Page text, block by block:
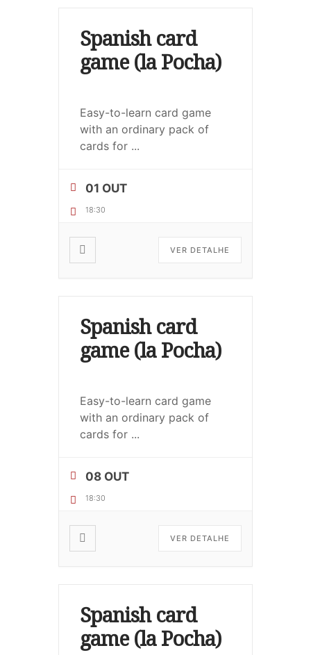
Spanish card
game (la Pocha)
Easy-to-learn card game
with an ordinary pack of
cards for ...
01 OUT
18:30
VER DETALHE
Spanish card
game (la Pocha)
Easy-to-learn card game
with an ordinary pack of
cards for ...
08 OUT
18:30
VER DETALHE
Spanish card
game (la Pocha)